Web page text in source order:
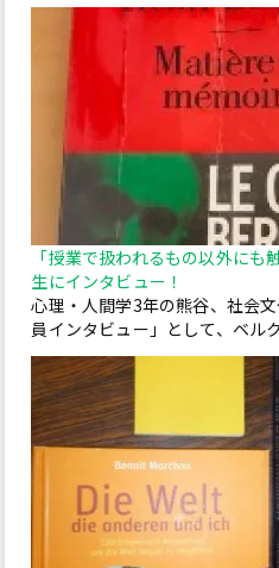
「授業で扱われるもの以外に
生にインタビュー！
心理・人間学3年の熊谷、社会
員インタビュー」として、ベル